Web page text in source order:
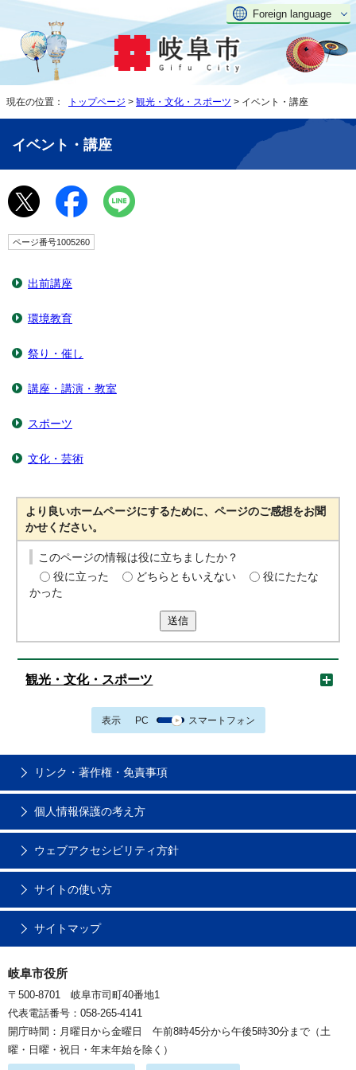
Foreign language
現在の位置： トップページ > 観光・文化・スポーツ > イベント・講座
イベント・講座
ページ番号1005260
出前講座
環境教育
祭り・催し
講座・講演・教室
スポーツ
文化・芸術
より良いホームページにするために、ページのご感想をお聞
かせください。
このページの情報は役に立ちましたか？
役に立った
どちらともいえない
役にたたな
かった
送信
観光・文化・スポーツ
表示 PC スマートフォン
リンク・著作権・免責事項
個人情報保護の考え方
ウェブアクセシビリティ方針
サイトの使い方
サイトマップ
岐阜市役所
〒500-8701 岐阜市司町40番地1
代表電話番号：058-265-4141
開庁時間：月曜日から金曜日 午前8時45分から午後5時30分まで（土
曜・日曜・祝日・年末年始を除く）